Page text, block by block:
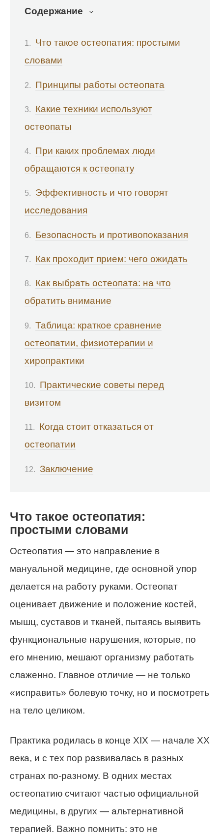
Содержание
Что такое остеопатия: простыми
словами
Принципы работы остеопата
Какие техники используют
остеопаты
При каких проблемах люди
обращаются к остеопату
Эффективность и что говорят
исследования
Безопасность и противопоказания
Как проходит прием: чего ожидать
Как выбрать остеопата: на что
обратить внимание
Таблица: краткое сравнение
остеопатии, физиотерапии и
хиропрактики
Практические советы перед
визитом
Когда стоит отказаться от
остеопатии
Заключение
Что такое остеопатия:
простыми словами
Остеопатия — это направление в
мануальной медицине, где основной упор
делается на работу руками. Остеопат
оценивает движение и положение костей,
мышц, суставов и тканей, пытаясь выявить
функциональные нарушения, которые, по
его мнению, мешают организму работать
слаженно. Главное отличие — не только
«исправить» болевую точку, но и посмотреть
на тело целиком.
Практика родилась в конце XIX — начале XX
века, и с тех пор развивалась в разных
странах по-разному. В одних местах
остеопатию считают частью официальной
медицины, в других — альтернативной
терапией. Важно помнить: это не